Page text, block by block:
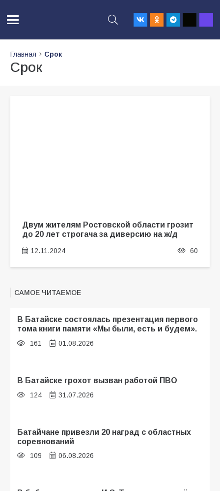
Главная Срок
Срок
Двум жителям Ростовской области грозит
до 20 лет строгача за диверсию на ж/д
12.11.2024 60
САМОЕ ЧИТАЕМОЕ
В Батайске состоялась презентация первого
тома книги памяти «Мы были, есть и будем».
161 01.08.2026
В Батайске грохот вызван работой ПВО
124 31.07.2026
Батайчане привезли 20 наград с областных
соревнований
109 06.08.2026